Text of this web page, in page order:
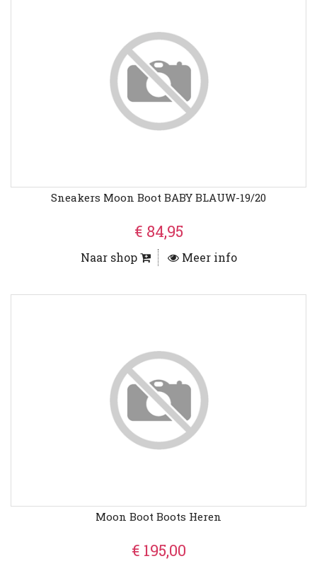
Sneakers Moon Boot BABY BLAUW-19/20
€ 84,95
Naar shop Meer info
Moon Boot Boots Heren
€ 195,00